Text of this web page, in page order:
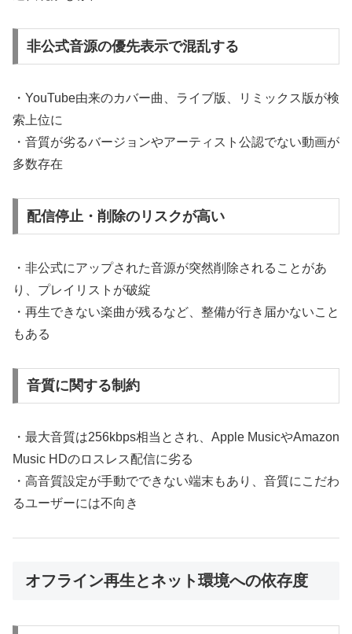
非公式音源の優先表示で混乱する
・YouTube由来のカバー曲、ライブ版、リミックス版が検
索上位に
・音質が劣るバージョンやアーティスト公認でない動画が
多数存在
配信停止・削除のリスクが高い
・非公式にアップされた音源が突然削除されることがあ
り、プレイリストが破綻
・再生できない楽曲が残るなど、整備が行き届かないこと
もある
音質に関する制約
・最大音質は256kbps相当とされ、Apple MusicやAmazon
Music HDのロスレス配信に劣る
・高音質設定が手動でできない端末もあり、音質にこだわ
るユーザーには不向き
オフライン再生とネット環境への依存度